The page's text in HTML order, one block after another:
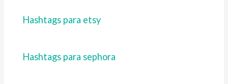
Hashtags para etsy
Hashtags para sephora